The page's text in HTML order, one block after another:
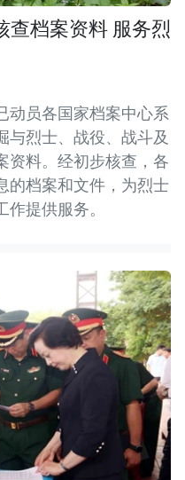
查档案资料 服务烈
动员各国家档案中心系
与烈士、战役、战斗及
资料。经初步核查，各
的档案和文件，为烈士
提供服务。